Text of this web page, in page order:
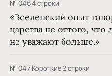
№ 046·4 строки
«Вселенский опыт
царства не оттого, что
не уважают больше.»
№ 047·Короткие·2 строки